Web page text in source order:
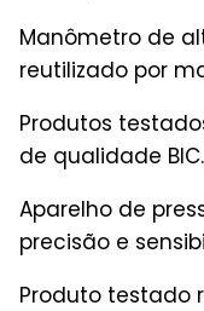
Manômetro de
reutilizado por
Produtos
de qualidade BIC.
Aparelho de
precisão e
Produto testado